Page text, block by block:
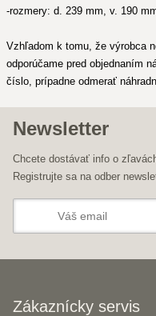
-rozmery: d. 239 mm, v. 190
Vzhľadom k tomu, že výrobca
odporúčame pred objednaním
číslo, prípadne odmerať
Newsletter
Chcete dostávať info o
Registrujte sa na odber
Zákaznícky servis